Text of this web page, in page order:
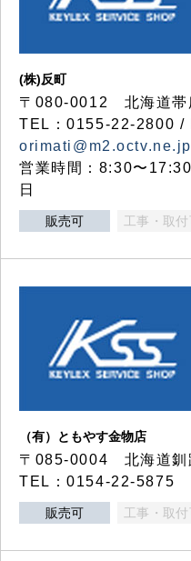
(株)反町
〒080-0012 北海道帯
TEL：0155-22-2800 /
orimati@m2.octv.ne.jp
営業時間：8:30〜
日
販売可 工事・取付
（有）ともやす金物店
〒085-0004 北海道釧
TEL：0154-22-5875
販売可 工事・取付